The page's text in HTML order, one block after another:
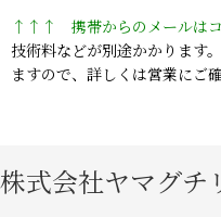
↑↑↑ 携帯からのメールは
技術料などが別途かかります
ますので、詳しくは営業にご
株式会社ヤマグ